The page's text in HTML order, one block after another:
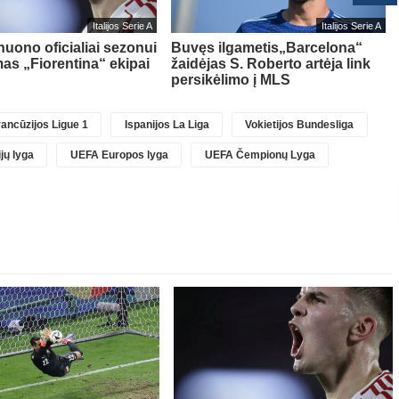
Italijos Serie A
oficialiai sezonui
„Fiorentina“ ekipai
Italijos Serie A
Buvęs ilgametis„Barcelona“
žaidėjas S. Roberto artėja link
persikėlimo į MLS
Ligue 1 Ispanijos La Liga Vokietijos Bundesliga
lyga UEFA Europos lyga UEFA Čempionų Lyga